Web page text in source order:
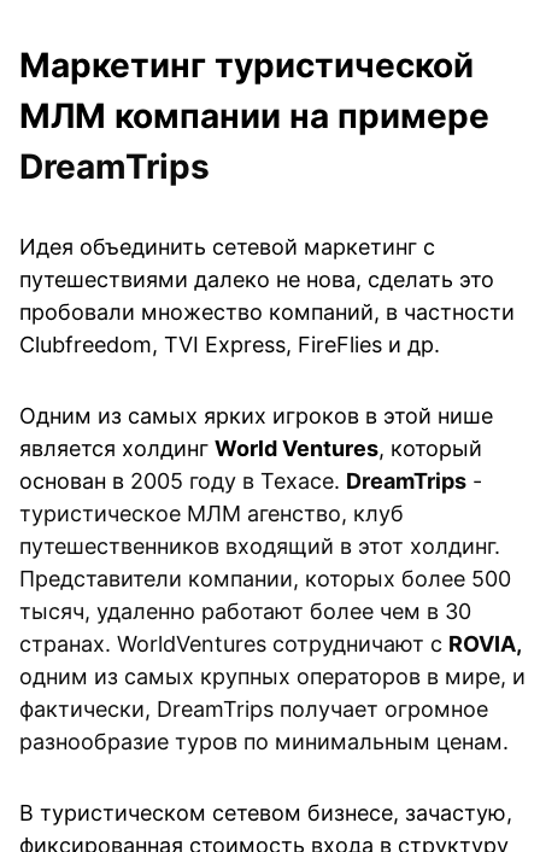
Маркетинг туристической
DreamTrips
Идея объединить сетевой маркетинг с
путешествиями далеко не нова, сделать это
пробовали множество компаний, в частности
Clubfreedom, TVI Express, FireFlies и др.
Одним из самых ярких игроков в этой нише
является холдинг World Ventures, который
основан в 2005 году в Техасе. DreamTrips -
туристическое МЛМ агенство, клуб
путешественников входящий в этот холдинг.
Представители компании, которых более 500
тысяч, удаленно работают более чем в 30
странах. WorldVentures сотрудничают с ROVIA,
одним из самых крупных операторов в мире, и
фактически, DreamTrips получает огромное
разнообразие туров по минимальным ценам.
В туристическом сетевом бизнесе, зачастую,
фиксированная стоимость входа в структуру